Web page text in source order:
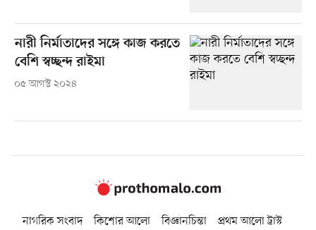
নারী নির্মাতাদের সঙ্গে কাজ করতে
বেশি স্বচ্ছন্দ রাইমা
০৫ আগস্ট ২০২৪
নাগরিক সংবাদ কিশোর আলো বিজ্ঞানচিন্তা
প্রথম আলো ট্রাস্ট